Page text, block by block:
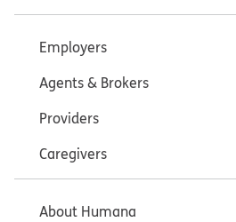
Employers
Agents & Brokers
Providers
Caregivers
About Humana